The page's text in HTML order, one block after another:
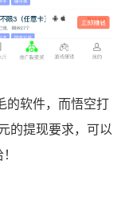
软件，而悟空打
的提现要求，可以